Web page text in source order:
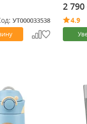
УТ000033538
2 790
4.9